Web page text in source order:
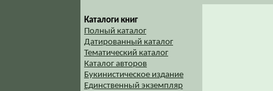
Каталоги книг
Полный каталог
Датированный каталог
Тематический каталог
Каталог авторов
Букинистическое издание
Единственный экземпляр